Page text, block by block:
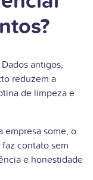
antigos,
reduzem a
de limpeza e
empresa some, o
contato sem
e honestidade